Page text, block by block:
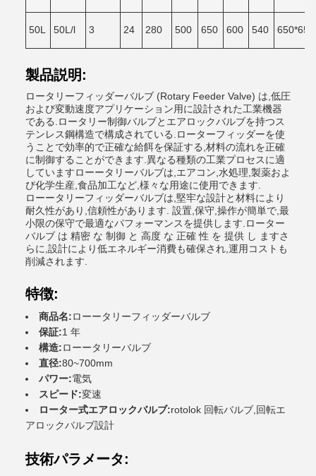
50L 50L/l 3 24 280 500 650 600 540 650*650
製品説明:
ロータリーフィッダーバルブ (Rotary Feeder Valve) は,低圧
および変動速度アプリケーション用に設計された工業機器
である.ロータリー制御バルブとエアロックバルブを持つス
テンレス鋼構造で構成されている.ローターフィッダーを使
うことで効率的で正確な給餌を保証する,材料の流れを正確
に制御することができます.異なる種類の工業プロセスに適
していますローータリーバルブは,エアコン,水処理,製薬およ
び化学生産,食品加工など,様々な用途に使用できます.
ローータリーフィッダーバルブは,堅牢な設計と材料により
耐久性があり,信頼性があります. 設置,保守,操作が簡単で,最
小限の保守で最適なパフォーマンスを提供します.ローター
バルブ は 精密 な 制御 と 高度 な 正確 性 を 提供 し ますさ
らに,設計により低エネルギー消費も確保され,運用コストも
削減されます.
特徴:
商品名:ローータリーフィッダーバルブ
保証:1 年
構造:ローータリーバルブ
直径:80~700mm
パワー:電気
スピード:変速
ローター式エアロックバルブ:rotolok 回転バルブ,回転エ
アロックバルブ設計
技術パラメータ: